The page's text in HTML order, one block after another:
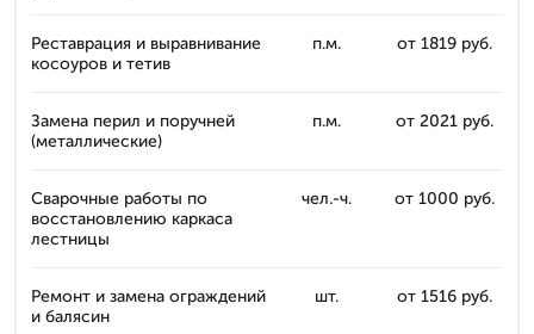
Реставрация и выравнивание
косоуров и тетив
п.м. от 1819 руб.
Замена перил и поручней
(металлические)
п.м. от 2021 руб.
Сварочные работы по
восстановлению каркаса
лестницы
чел.-ч. от 1000 руб.
Ремонт и замена ограждений
и балясин
шт. от 1516 руб.